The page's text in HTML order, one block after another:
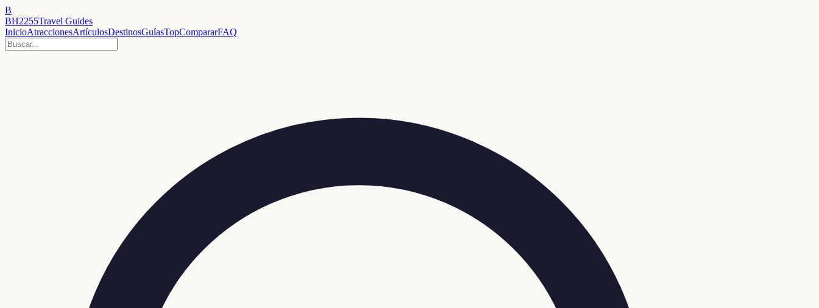
B
BH2255Travel Guides
InicioAtraccionesArtículosDestinosGuíasTopCompararFAQ